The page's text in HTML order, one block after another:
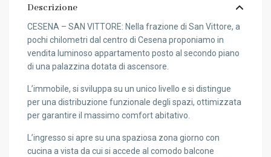
Descrizione
CESENA – SAN VITTORE: Nella frazione di San Vittore, a
pochi chilometri dal centro di Cesena proponiamo in
vendita luminoso appartamento posto al secondo piano
di una palazzina dotata di ascensore.
L’immobile, si sviluppa su un unico livello e si distingue
per una distribuzione funzionale degli spazi, ottimizzata
per garantire il massimo comfort abitativo.
L’ingresso si apre su una spaziosa zona giorno con
cucina a vista da cui si accede al comodo balcone